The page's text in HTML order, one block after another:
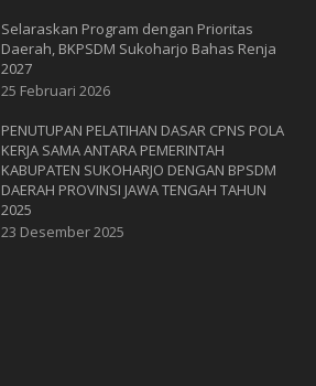
Selaraskan Program dengan Prioritas
Daerah, BKPSDM Sukoharjo Bahas Renja
2027
25 Februari 2026
PENUTUPAN PELATIHAN DASAR CPNS POLA
KERJA SAMA ANTARA PEMERINTAH
KABUPATEN SUKOHARJO DENGAN BPSDM
DAERAH PROVINSI JAWA TENGAH TAHUN
2025
23 Desember 2025